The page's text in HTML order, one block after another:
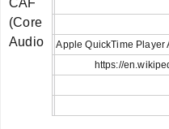
Apple QuickTime Player
https://
(Core
Audio